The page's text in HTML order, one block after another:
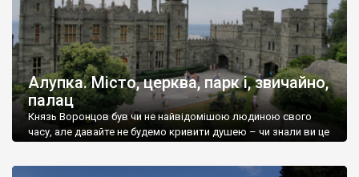
Алупка. Місто, церква, парк і, звичайно,
палац
Князь Воронцов був чи не найвідомішою людиною свого
часу, але давайте не будемо кривити душею – чи знали ви це